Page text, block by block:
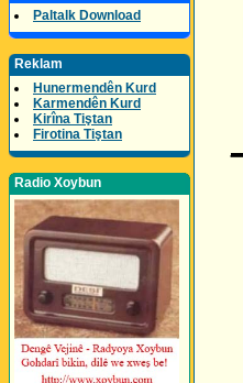
Paltalk Download
Reklam
Hunermendên Kurd
Karmendên Kurd
Kirîna Tiştan
Firotina Tiştan
Radio Xoybun